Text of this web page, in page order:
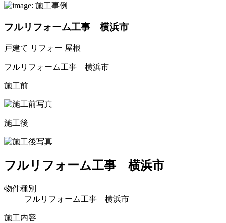
フルリフォーム工事 横浜市
戸建て リフォー 屋根
フルリフォーム工事 横浜市
施工前
施工後
フルリフォーム工事 横浜市
物件種別
フルリフォーム工事 横浜市
施工内容